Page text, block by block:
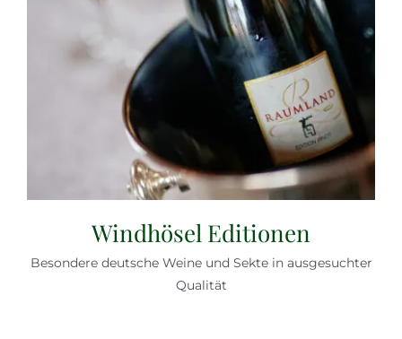
Windhösel Editionen
Besondere deutsche Weine und Sekte in ausgesuchter
Qualität